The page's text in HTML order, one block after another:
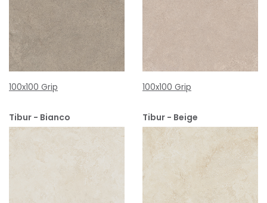
100x100 Grip 100x100 Grip
Tibur - Bianco Tibur - Beige